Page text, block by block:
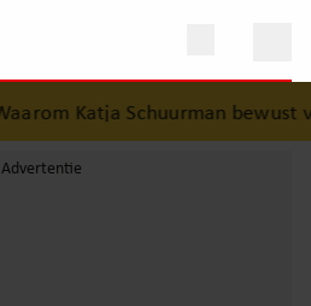
Katja Schuurman bewust